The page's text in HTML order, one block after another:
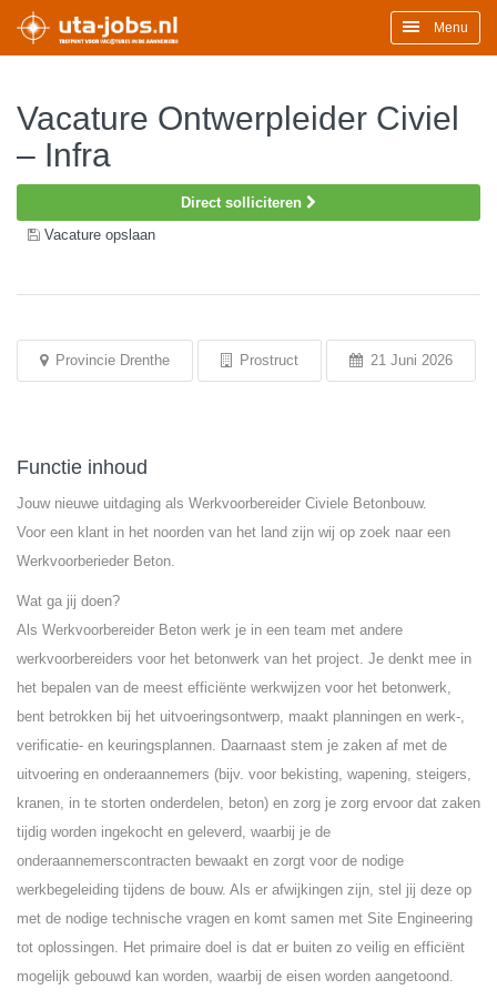
Menu
Vacature Ontwerpleider Civiel
– Infra
Direct solliciteren
Vacature opslaan
Provincie Drenthe Prostruct 21 Juni 2026
Functie inhoud
Jouw nieuwe uitdaging als Werkvoorbereider Civiele Betonbouw.
Voor een klant in het noorden van het land zijn wij op zoek naar een
Werkvoorberieder Beton.
Wat ga jij doen?
Als Werkvoorbereider Beton werk je in een team met andere
werkvoorbereiders voor het betonwerk van het project. Je denkt mee in
het bepalen van de meest efficiënte werkwijzen voor het betonwerk,
bent betrokken bij het uitvoeringsontwerp, maakt planningen en werk-,
verificatie- en keuringsplannen. Daarnaast stem je zaken af met de
uitvoering en onderaannemers (bijv. voor bekisting, wapening, steigers,
kranen, in te storten onderdelen, beton) en zorg je zorg ervoor dat zaken
tijdig worden ingekocht en geleverd, waarbij je de
onderaannemerscontracten bewaakt en zorgt voor de nodige
werkbegeleiding tijdens de bouw. Als er afwijkingen zijn, stel jij deze op
met de nodige technische vragen en komt samen met Site Engineering
tot oplossingen. Het primaire doel is dat er buiten zo veilig en efficiënt
mogelijk gebouwd kan worden, waarbij de eisen worden aangetoond.